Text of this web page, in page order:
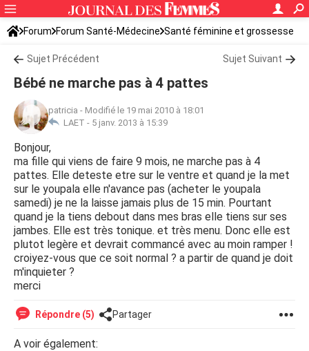
Forum Forum Santé-Médecine Santé féminine et grossesse
Santé du bébé
Sujet Précédent Sujet Suivant
Bébé ne marche pas à 4 pattes
patricia - Modifié le 19 mai 2010 à 18:01
LAET - 5 janv. 2013 à 15:39
Bonjour,
ma fille qui viens de faire 9 mois, ne marche pas à 4
pattes. Elle deteste etre sur le ventre et quand je la met
sur le youpala elle n'avance pas (acheter le youpala
samedi) je ne la laisse jamais plus de 15 min. Pourtant
quand je la tiens debout dans mes bras elle tiens sur ses
jambes. Elle est très tonique. et très menu. Donc elle est
plutot legère et devrait commancé avec au moin ramper !
croiyez-vous que ce soit normal ? a partir de quand je doit
m'inquieter ?
merci
Répondre (5) Partager
A voir également: